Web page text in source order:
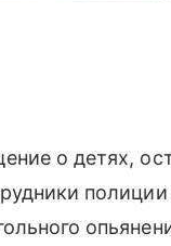
о детях,